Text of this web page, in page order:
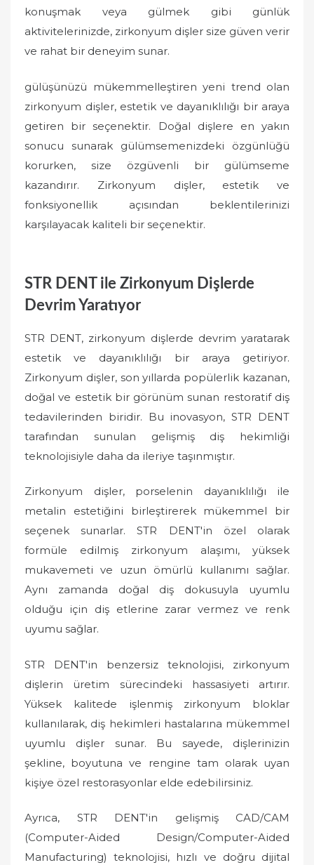
konuşmak veya gülmek gibi günlük
aktivitelerinizde, zirkonyum dişler size güven verir
ve rahat bir deneyim sunar.
gülüşünüzü mükemmelleştiren yeni trend olan
zirkonyum dişler, estetik ve dayanıklılığı bir araya
getiren bir seçenektir. Doğal dişlere en yakın
sonucu sunarak gülümsemenizdeki özgünlüğü
korurken, size özgüvenli bir gülümseme
kazandırır. Zirkonyum dişler, estetik ve
fonksiyonellik açısından beklentilerinizi
karşılayacak kaliteli bir seçenektir.
STR DENT ile Zirkonyum Dişlerde
Devrim Yaratıyor
STR DENT, zirkonyum dişlerde devrim yaratarak
estetik ve dayanıklılığı bir araya getiriyor.
Zirkonyum dişler, son yıllarda popülerlik kazanan,
doğal ve estetik bir görünüm sunan restoratif diş
tedavilerinden biridir. Bu inovasyon, STR DENT
tarafından sunulan gelişmiş diş hekimliği
teknolojisiyle daha da ileriye taşınmıştır.
Zirkonyum dişler, porselenin dayanıklılığı ile
metalin estetiğini birleştirerek mükemmel bir
seçenek sunarlar. STR DENT'in özel olarak
formüle edilmiş zirkonyum alaşımı, yüksek
mukavemeti ve uzun ömürlü kullanımı sağlar.
Aynı zamanda doğal diş dokusuyla uyumlu
olduğu için diş etlerine zarar vermez ve renk
uyumu sağlar.
STR DENT'in benzersiz teknolojisi, zirkonyum
dişlerin üretim sürecindeki hassasiyeti artırır.
Yüksek kalitede işlenmiş zirkonyum bloklar
kullanılarak, diş hekimleri hastalarına mükemmel
uyumlu dişler sunar. Bu sayede, dişlerinizin
şekline, boyutuna ve rengine tam olarak uyan
kişiye özel restorasyonlar elde edebilirsiniz.
Ayrıca, STR DENT'in gelişmiş CAD/CAM
(Computer-Aided Design/Computer-Aided
Manufacturing) teknolojisi, hızlı ve doğru dijital